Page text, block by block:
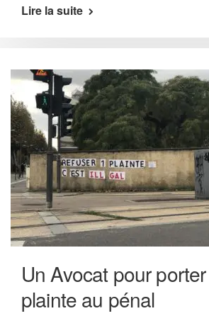
Lire la suite
Un Avocat pour
plainte au pénal